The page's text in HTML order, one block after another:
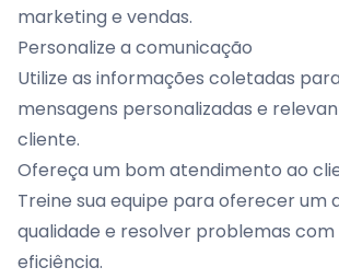
marketing e vendas.
Personalize a comunicação
Utilize as informações coletadas
mensagens personalizadas e
cliente.
Ofereça um bom atendimento ao
Treine sua equipe para oferecer um
qualidade e resolver problemas com
eficiência.